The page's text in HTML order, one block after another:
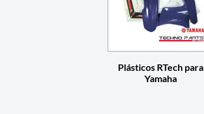
Plásticos RTech para
Yamaha